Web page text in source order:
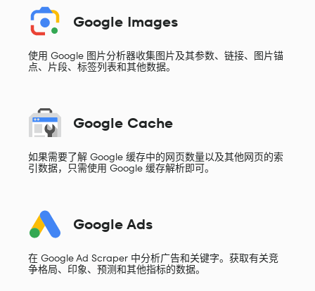
Google Images
使用 Google 图片分析器收集图片及其参数、链接、图片锚
点、片段、标签列表和其他数据。
Google Cache
如果需要了解 Google 缓存中的网页数量以及其他网页的索
引数据，只需使用 Google 缓存解析即可。
Google Ads
在 Google Ad Scraper 中分析广告和关键字。获取有关竞
争格局、印象、预测和其他指标的数据。